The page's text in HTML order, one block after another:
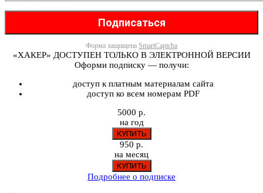
Форма защищена SmartCaptcha
«ХАКЕР» ДОСТУПЕН ТОЛЬКО В ЭЛЕКТРОННОЙ ВЕРСИИ
Оформи подписку — получи:
доступ к платным материалам сайта
доступ ко всем номерам PDF
5000 р.
на год
950 р.
на месяц
Подробнее о подписке